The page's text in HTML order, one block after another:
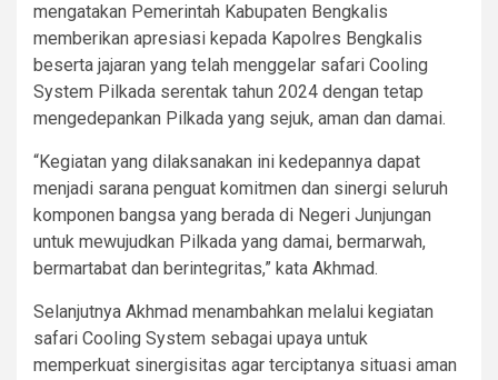
mengatakan Pemerintah Kabupaten Bengkalis
memberikan apresiasi kepada Kapolres Bengkalis
beserta jajaran yang telah menggelar safari Cooling
System Pilkada serentak tahun 2024 dengan tetap
mengedepankan Pilkada yang sejuk, aman dan damai.
“Kegiatan yang dilaksanakan ini kedepannya dapat
menjadi sarana penguat komitmen dan sinergi seluruh
komponen bangsa yang berada di Negeri Junjungan
untuk mewujudkan Pilkada yang damai, bermarwah,
bermartabat dan berintegritas,” kata Akhmad.
Selanjutnya Akhmad menambahkan melalui kegiatan
safari Cooling System sebagai upaya untuk
memperkuat sinergisitas agar terciptanya situasi aman